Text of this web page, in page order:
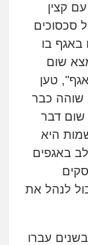
קצין
סכסוכים
בו
שום
טען
שוהה כבר
שום דבר
היא
באגפים
לנהל את
עברו